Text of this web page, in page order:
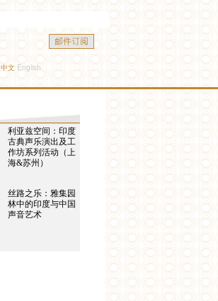
中文 English
利亚兹空间：印度
古典声乐演出及工
作坊系列活动（上
海&苏州）
丝路之乐：雅集园
林中的印度与中国
声音艺术